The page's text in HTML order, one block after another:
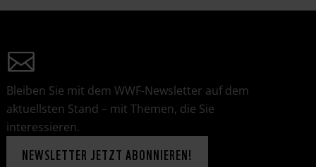
Bleiben Sie mit dem WWF-Newsletter auf dem
aktuellsten Stand – mit Themen, die Sie
interessieren.
NEWSLETTER JETZT ABONNIEREN!